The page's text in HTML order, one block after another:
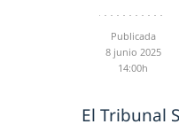
Publicada
8 junio 2025
14:00h
El Tribunal